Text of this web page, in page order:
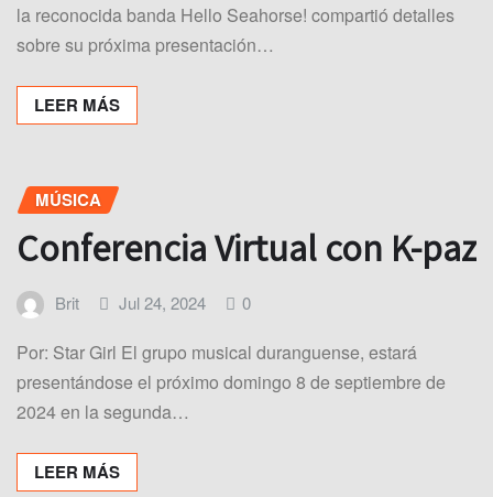
la reconocida banda Hello Seahorse! compartió detalles
sobre su próxima presentación…
LEER MÁS
MÚSICA
Conferencia Virtual con K-paz
Brit Jul 24, 2024 0
Por: Star Girl El grupo musical duranguense, estará
presentándose el próximo domingo 8 de septiembre de
2024 en la segunda…
LEER MÁS